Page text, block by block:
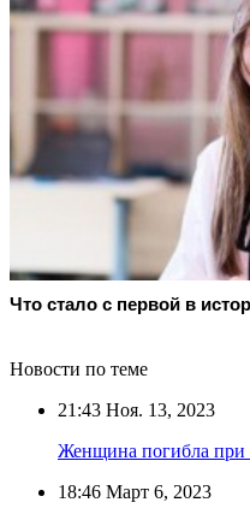
Что стало с первой в
Новости по теме
21:43 Ноя. 13, 2023
Женщина погибла при
18:46 Март 6, 2023